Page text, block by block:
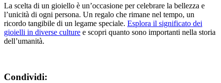
La scelta di un gioiello è un’occasione per celebrare la bellezza e
l’unicità di ogni persona. Un regalo che rimane nel tempo, un
ricordo tangibile di un legame speciale. Esplora il significato dei
gioielli in diverse culture e scopri quanto sono importanti nella storia
dell’umanità.
Condividi: